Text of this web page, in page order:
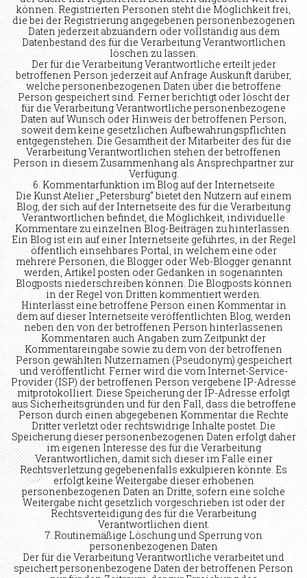
können. Registrierten Personen steht die Möglichkeit frei,
die bei der Registrierung angegebenen personenbezogenen
Daten jederzeit abzuändern oder vollständig aus dem
Datenbestand des für die Verarbeitung Verantwortlichen
löschen zu lassen.
Der für die Verarbeitung Verantwortliche erteilt jeder
betroffenen Person jederzeit auf Anfrage Auskunft darüber,
welche personenbezogenen Daten über die betroffene
Person gespeichert sind. Ferner berichtigt oder löscht der
für die Verarbeitung Verantwortliche personenbezogene
Daten auf Wunsch oder Hinweis der betroffenen Person,
soweit dem keine gesetzlichen Aufbewahrungspflichten
entgegenstehen. Die Gesamtheit der Mitarbeiter des für die
Verarbeitung Verantwortlichen stehen der betroffenen
Person in diesem Zusammenhang als Ansprechpartner zur
Verfügung.
6. Kommentarfunktion im Blog auf der Internetseite
Die Kunst Atelier „Petersburg“ bietet den Nutzern auf einem
Blog, der sich auf der Internetseite des für die Verarbeitung
Verantwortlichen befindet, die Möglichkeit, individuelle
Kommentare zu einzelnen Blog-Beiträgen zu hinterlassen.
Ein Blog ist ein auf einer Internetseite geführtes, in der Regel
öffentlich einsehbares Portal, in welchem eine oder
mehrere Personen, die Blogger oder Web-Blogger genannt
werden, Artikel posten oder Gedanken in sogenannten
Blogposts niederschreiben können. Die Blogposts können
in der Regel von Dritten kommentiert werden.
Hinterlässt eine betroffene Person einen Kommentar in
dem auf dieser Internetseite veröffentlichten Blog, werden
neben den von der betroffenen Person hinterlassenen
Kommentaren auch Angaben zum Zeitpunkt der
Kommentareingabe sowie zu dem von der betroffenen
Person gewählten Nutzernamen (Pseudonym) gespeichert
und veröffentlicht. Ferner wird die vom Internet-Service-
Provider (ISP) der betroffenen Person vergebene IP-Adresse
mitprotokolliert. Diese Speicherung der IP-Adresse erfolgt
aus Sicherheitsgründen und für den Fall, dass die betroffene
Person durch einen abgegebenen Kommentar die Rechte
Dritter verletzt oder rechtswidrige Inhalte postet. Die
Speicherung dieser personenbezogenen Daten erfolgt daher
im eigenen Interesse des für die Verarbeitung
Verantwortlichen, damit sich dieser im Falle einer
Rechtsverletzung gegebenenfalls exkulpieren könnte. Es
erfolgt keine Weitergabe dieser erhobenen
personenbezogenen Daten an Dritte, sofern eine solche
Weitergabe nicht gesetzlich vorgeschrieben ist oder der
Rechtsverteidigung des für die Verarbeitung
Verantwortlichen dient.
7. Routinemäßige Löschung und Sperrung von
personenbezogenen Daten
Der für die Verarbeitung Verantwortliche verarbeitet und
speichert personenbezogene Daten der betroffenen Person